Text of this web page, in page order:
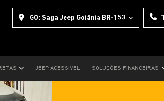
GO: Saga Jeep Goiânia BR-153
JEEP ACESSÍVEL SOLUÇÕES FINANCEIRAS
Novidades para o
motores